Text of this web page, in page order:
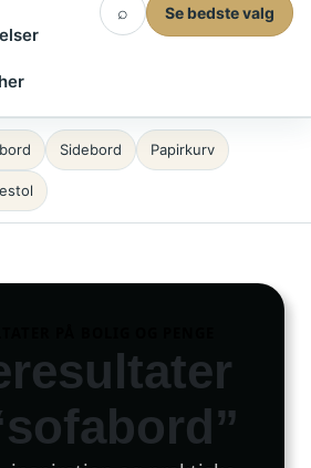
⌕ Se bedste valg
Sidebord Papirkurv